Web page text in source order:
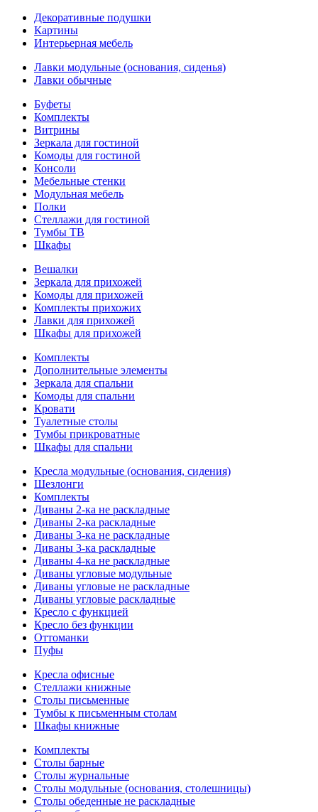
Декоративные подушки
Картины
Интерьерная мебель
Лавки модульные (основания, сиденья)
Лавки обычные
Буфеты
Комплекты
Витрины
Зеркала для гостиной
Комоды для гостиной
Консоли
Мебельные стенки
Модульная мебель
Полки
Стеллажи для гостиной
Тумбы ТВ
Шкафы
Вешалки
Зеркала для прихожей
Комоды для прихожей
Комплекты прихожих
Лавки для прихожей
Шкафы для прихожей
Комплекты
Дополнительные элементы
Зеркала для спальни
Комоды для спальни
Кровати
Туалетные столы
Тумбы прикроватные
Шкафы для спальни
Кресла модульные (основания, сидения)
Шезлонги
Комплекты
Диваны 2-ка не раскладные
Диваны 2-ка раскладные
Диваны 3-ка не раскладные
Диваны 3-ка раскладные
Диваны 4-ка не раскладные
Диваны угловые модульные
Диваны угловые не раскладные
Диваны угловые раскладные
Кресло с функцией
Кресло без функции
Оттоманки
Пуфы
Кресла офисные
Стеллажи книжные
Столы письменные
Тумбы к письменным столам
Шкафы книжные
Комплекты
Столы барные
Столы журнальные
Столы модульные (основания, столешницы)
Столы обеденные не раскладные